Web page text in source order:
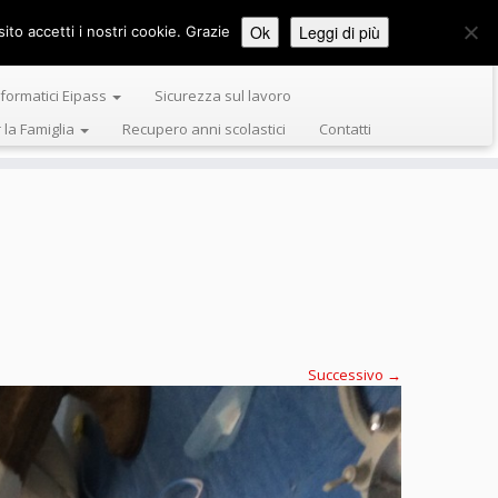
Tiziano Servizi e Formazione
Eipass
Sicurezza sul lavoro
Famiglia Recupero anni scolastici Contatti
Successivo →
accetti i nostri cookie. Grazie Ok Leggi di più